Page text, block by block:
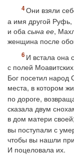
Они взяли
а имя другой Руфь,
и оба сына ее,
женщина после
И встала она
с полей
Бог посетил народ
места, в котором
по дороге,
сказала двум
в дом матери
вы поступали с
чтобы вы нашли
И поцеловала их.